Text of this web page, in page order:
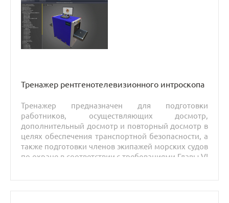
Тренажер рентгенотелевизионного интроскопа
Тренажер предназначен для подготовки
работников, осуществляющих досмотр,
дополнительный досмотр и повторный досмотр в
целях обеспечения транспортной безопасности, а
также подготовки членов экипажей морских судов
по охране в соответствии с требованиями Главы VI